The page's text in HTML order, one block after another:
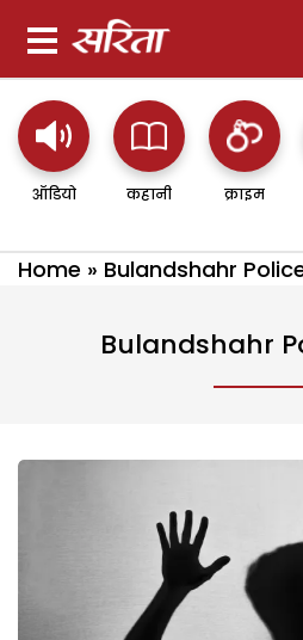
ऑडियो कहानी क्राइम
Home » Bulandshahr
Bulandshahr